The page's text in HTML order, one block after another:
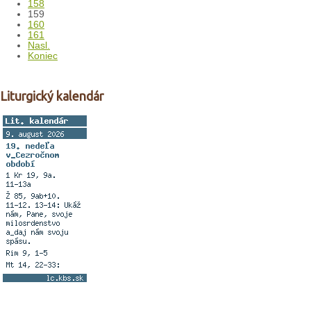
158
159
160
161
Nasl.
Koniec
Liturgický kalendár